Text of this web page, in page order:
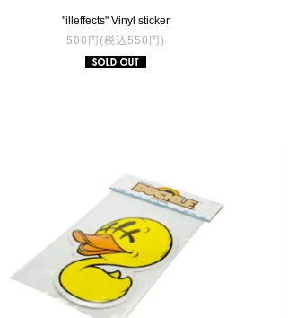
''illeffects'' Vinyl sticker
500円(税込550円)